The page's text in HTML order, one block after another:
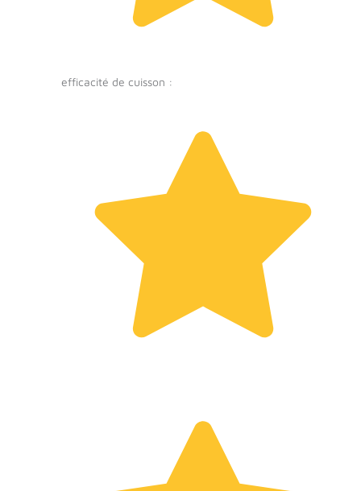
efficacité de cuisson :